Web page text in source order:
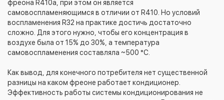
фреона R410a, при этом он является
самовоспламеняющимся в отличии от R410. Но условий
воспламенения R32 на практике достичь достаточно
сложно. Для этого нужно, чтобы его концентрация в
воздухе была от 15% до 30%, а температура
самовоспламенения составляла ~500 °C.
Как вывод, для конечного потребителя нет существенной
разницы на каком фреоне работает кондиционер.
Эффективность работы системы кондиционирования не